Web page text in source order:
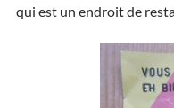
qui est un endroit de